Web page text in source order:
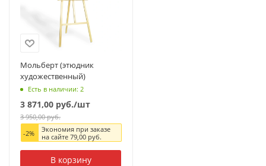
Мольберт (этюдник
художественный)
Есть в наличии: 2
3 871,00 руб./шт
3 950,00руб.
-2%
Экономия при заказе
на сайте 79,00руб.
В корзину